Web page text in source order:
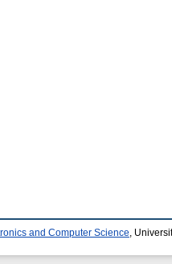
and Computer Science ,